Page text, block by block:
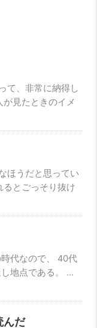
て、非常に納得し
見たときのイメ
ほうだと思ってい
るとごっそり抜け
代なので、 40代
地点である。 ...
んだ